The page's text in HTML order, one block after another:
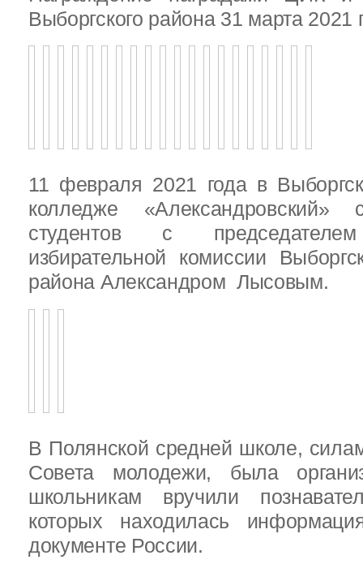
Выборгского района 31 марта 2021
11 февраля 2021 года в
колледже «Александровский»
студентов с председателем
избирательной комиссии
района Александром Лысовым.
В Полянской средней школе,
Совета молодежи, была
школьникам вручили
которых находилась
документе России.